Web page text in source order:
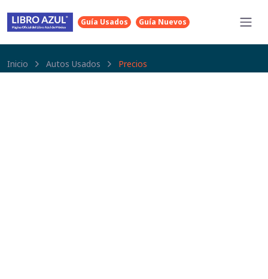
Guía Usados Guía Nuevos
Inicio Autos Usados Precios